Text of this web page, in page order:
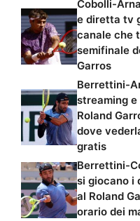
Cobolli-
e diretta tv
canale che
semifinale
Garros
Berrettini-
streaming
Roland
dove
gratis
Berrettini-
si giocano i
al Roland
orario dei